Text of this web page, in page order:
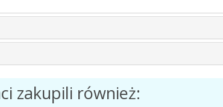
zakupili również: